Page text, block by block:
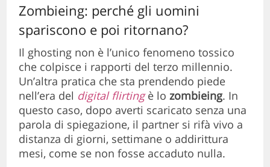
Zombieing: perché gli uomini
spariscono e poi ritornano?
Il ghosting non è l’unico fenomeno tossico
che colpisce i rapporti del terzo millennio.
Un’altra pratica che sta prendendo piede
nell’era del digital flirtingè lozombieing. In
questo caso, dopo averti scaricato senza una
parola di spiegazione, il partner si rifà vivo a
distanza di giorni, settimane o addirittura
mesi, come se non fosse accaduto nulla.